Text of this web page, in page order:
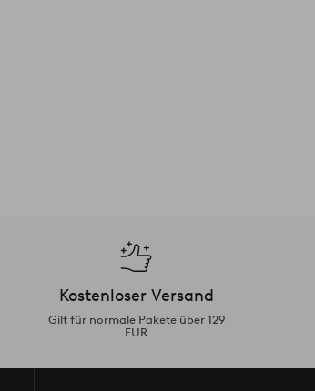
Kostenloser Versand
Gilt für normale Pakete über 129
EUR